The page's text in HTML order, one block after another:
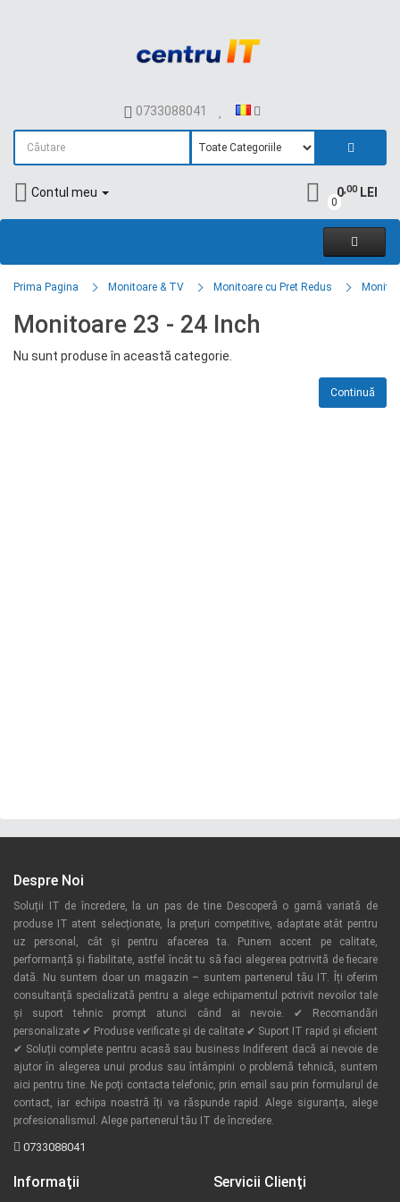
0733088041
Contul meu
0
0,00LEI
Prima Pagina Monitoare & TV Monitoare cu Pret Redus
Monitoare 23 - 24 Inch
Nu sunt produse în această categorie.
Continuă
Despre Noi
Soluții IT de încredere, la un pas de tine Descoperă o gamă variată de
produse IT atent selecționate, la prețuri competitive, adaptate atât pentru
uz personal, cât și pentru afacerea ta. Punem accent pe calitate,
performanță și fiabilitate, astfel încât tu să faci alegerea potrivită de fiecare
dată. Nu suntem doar un magazin – suntem partenerul tău IT. Îți oferim
consultanță specializată pentru a alege echipamentul potrivit nevoilor tale
și suport tehnic prompt atunci când ai nevoie. ✔ Recomandări
personalizate ✔ Produse verificate și de calitate ✔ Suport IT rapid și eficient
✔ Soluții complete pentru acasă sau business Indiferent dacă ai nevoie de
ajutor în alegerea unui produs sau întâmpini o problemă tehnică, suntem
aici pentru tine. Ne poți contacta telefonic, prin email sau prin formularul de
contact, iar echipa noastră îți va răspunde rapid. Alege siguranța, alege
profesionalismul. Alege partenerul tău IT de încredere.
0733088041
Informaţii Servicii Clienţi